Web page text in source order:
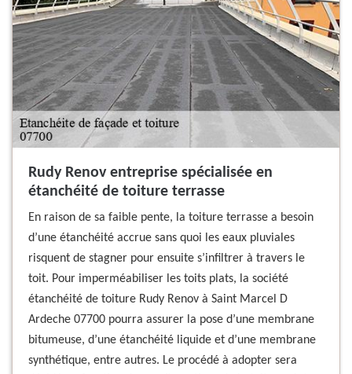
Rudy Renov entreprise spécialisée en
étanchéité de toiture terrasse
En raison de sa faible pente, la toiture terrasse a besoin
d’une étanchéité accrue sans quoi les eaux pluviales
risquent de stagner pour ensuite s’infiltrer à travers le
toit. Pour imperméabiliser les toits plats, la société
étanchéité de toiture Rudy Renov à Saint Marcel D
Ardeche 07700 pourra assurer la pose d’une membrane
bitumeuse, d’une étanchéité liquide et d’une membrane
synthétique, entre autres. Le procédé à adopter sera